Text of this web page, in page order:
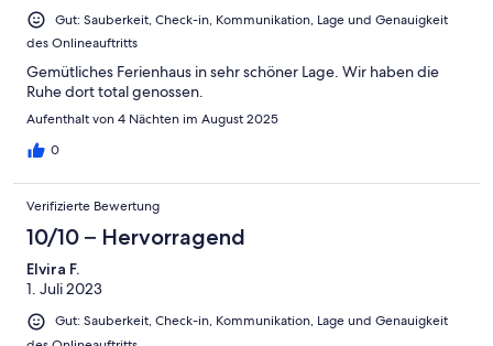
Gut: Sauberkeit, Check-in, Kommunikation, Lage und Genauigkeit
des Onlineauftritts
Gemütliches Ferienhaus in sehr schöner Lage. Wir haben die
Ruhe dort total genossen.
Aufenthalt von 4 Nächten im August 2025
0
Verifizierte Bewertung
10/10 – Hervorragend
Elvira F.
1. Juli 2023
Gut: Sauberkeit, Check-in, Kommunikation, Lage und Genauigkeit